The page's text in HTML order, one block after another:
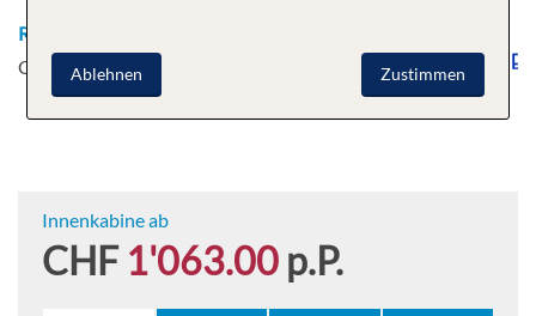
Route
Castaway Cay - Port Canaveral
Innenkabine ab
CHF 1'063.00 p.P.
Zustimmen
Ablehnen